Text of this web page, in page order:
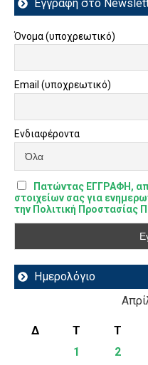
Εγγραφή στο
Όνομα (υποχρεωτικό)
Email (υποχρεωτικό)
Ενδιαφέροντα
Πατώντας ΕΓΓΡΑΦΗ,
στοιχείων σας για
την Πολιτική
Ημερολόγιο
Δ Τ Τ
1
2